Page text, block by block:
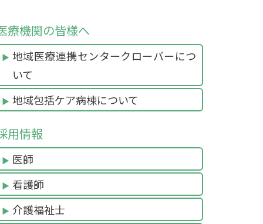
療機関の皆様へ
地域医療連携センタークローバーにつ
いて
地域包括ケア病棟について
用情報
医師
看護師
介護福祉士